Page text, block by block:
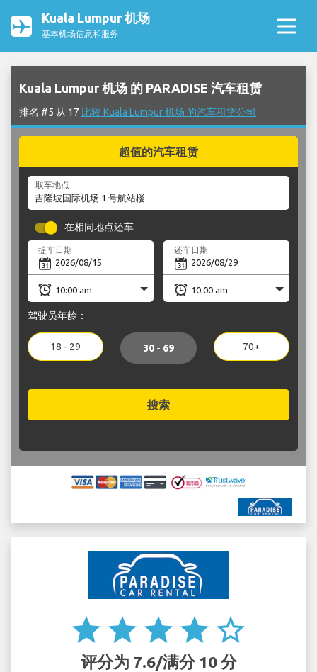
Kuala Lumpur 机场
基本机场信息和服务
Kuala Lumpur 机场 的 PARADISE 汽车租赁
排名 #5 从 17 比较 Kuala Lumpur 机场 的汽车租赁公司
超值的汽车租赁
取车地点
在相同地点还车
提车日期 还车日期
驾驶员年龄：
18 - 29 30 - 69 70+
搜索
star star star star star_border
评分为 7.6/满分 10 分